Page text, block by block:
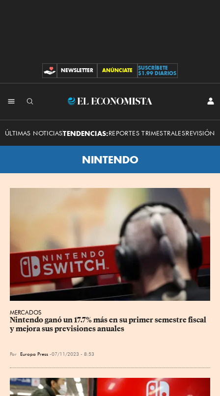
CONTRIBUCIONES
NEWSLETTER ANÚNCIATE
SUSCRÍBETE
$1.99 DIARIOS
El
Economista
ÚLTIMAS NOTICIASTENDENCIAS:REPORTES TRIMESTRALESREVISIÓN
NINTENDO
MERCADOS
Nintendo ganó un 17.7% más en su primer semestre fiscal
y mejora sus previsiones anuales
Por Europa Press 07/11/2023 - 8:53